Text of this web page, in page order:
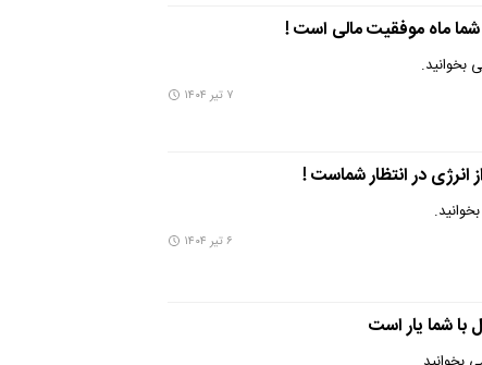
۷ تیر ۱۴۰۴
۶ تیر ۱۴۰۴